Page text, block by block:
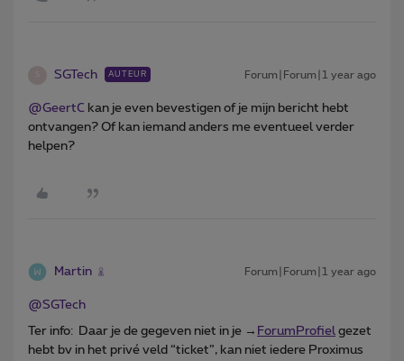
SGTech AUTEUR Forum|Forum|1 year ago
@GeertC kan je even bevestigen of je mijn bericht hebt
ontvangen? Of kan iemand anders me eventueel verder
helpen?
Martin Forum|Forum|1 year ago
@SGTech
Ter info: Daar je de gegeven niet in je → ForumProfiel gezet
hebt bv in het privé veld “ticket”, kan niet iedere Proximus